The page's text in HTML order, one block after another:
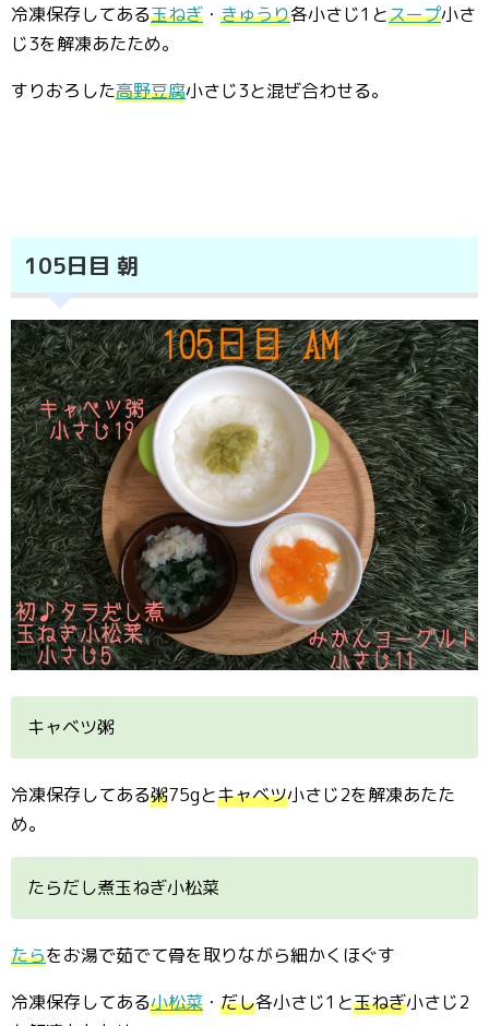
冷凍保存してある玉ねぎ ・ きゅうり各小さじ1とスープ小さ
じ3を解凍あたため。
すりおろした高野豆腐小さじ3と混ぜ合わせる。
105日目 朝
キャベツ粥
冷凍保存してある粥75gとキャベツ小さじ2を解凍あたた
め。
たらだし煮玉ねぎ小松菜
たらをお湯で茹でて骨を取りながら細かくほぐす
冷凍保存してある小松菜 ・ だし各小さじ1と玉ねぎ小さじ2